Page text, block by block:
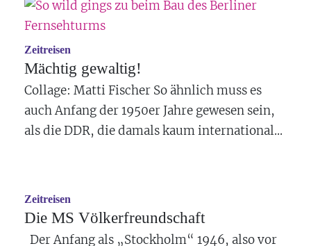
Zeitreisen
Mächtig gewaltig!
Collage: Matti Fischer So ähnlich muss es
auch Anfang der 1950er Jahre gewesen sein,
als die DDR, die damals kaum international...
Zeitreisen
Die MS Völkerfreundschaft
Der Anfang als „Stockholm“ 1946, also vor